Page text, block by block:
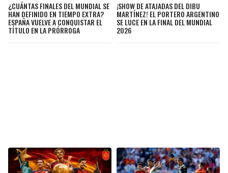
¿CUÁNTAS FINALES DEL MUNDIAL SE
HAN DEFINIDO EN TIEMPO EXTRA?
ESPAÑA VUELVE A CONQUISTAR EL
TÍTULO EN LA PRÓRROGA
¡SHOW DE ATAJADAS DEL DIBU
MARTÍNEZ! EL PORTERO ARGENTINO
SE LUCE EN LA FINAL DEL MUNDIAL
2026